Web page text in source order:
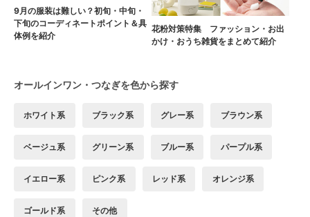
9月の服装は難しい？初旬・中旬・
下旬のコーディネートポイント＆具
体例を紹介
花粉対策特集 ファッション・お出
かけ・おうち雑貨をまとめて紹介
オールインワン・つなぎを色から探す
ホワイト系 ブラック系 グレー系 ブラウン系
ベージュ系 グリーン系 ブルー系 パープル系
イエロー系 ピンク系 レッド系 オレンジ系
ゴールド系 その他